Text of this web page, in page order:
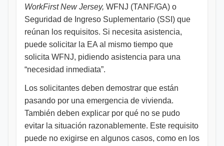
WorkFirst New Jersey, WFNJ (TANF/GA) o
Seguridad de Ingreso Suplementario (SSI) que
reúnan los requisitos. Si necesita asistencia,
puede solicitar la EA al mismo tiempo que
solicita WFNJ, pidiendo asistencia para una
“necesidad inmediata”.
Los solicitantes deben demostrar que están
pasando por una emergencia de vivienda.
También deben explicar por qué no se pudo
evitar la situación razonablemente. Este requisito
puede no exigirse en algunos casos, como en los